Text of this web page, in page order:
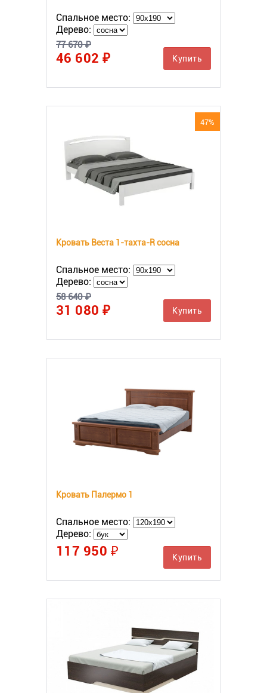
Спальное место:
Дерево:
77 670 ₽
46 602 ₽ Купить
47%
Кровать Веста 1-тахта-R сосна
Спальное место:
Дерево:
58 640 ₽
31 080 ₽ Купить
Кровать Палермо 1
Спальное место:
Дерево:
117 950 ₽ Купить